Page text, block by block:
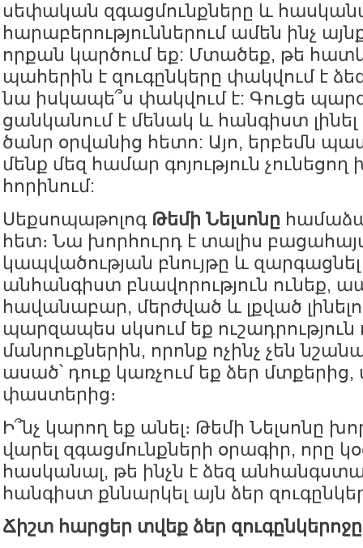
սեփական զգացմունքները և
հարաբերություններում ամեն ինչ
որքան կարծում եք: Մտածեք, թե
պահերին է զուգընկերը փակվում է
նա իսկապե՞ս փակվում է: Գուցե
ցանկանում է մենակ և հանգիստ
ծանր օրվանից հետո: Այո, երբեմն
մենք մեզ համար գոյություն
հորինում:
Սեքսոպաթոլոգ Թեմի Նելսոնը
հետ։ Նա խորհուրդ է տալիս
կապվածության բնույթը և զարգացնել
անհանգիստ բնավորություն ունեք,
հավանաբար, մերժված և լքված
պարզապես սկսում եք ուշադրություն
մանրուքներին, որոնք ոչինչ չեն
ասած՝ դուք կառչում եք ձեր մտքերից,
փաստերից։
Ի՞նչ կարող եք անել։ Թեմի Նելսոնը
վարել զգացմունքների օրագիր, որը
հասկանալ, թե ինչն է ձեզ
հանգիստ քննարկել այն ձեր
Ճիշտ հարցեր տվեք ձեր զուգընկերոջը